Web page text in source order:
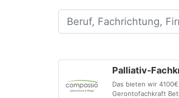
Beruf, Fachrichtung, Firma
Palliativ-
Das bieten wir
Gerontofachkraft